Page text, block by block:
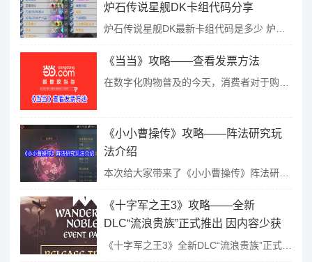
炉石传说星舰DK卡组代码分享
《当当》攻略——查看发票方法
在数字化购物普及的今天，消费者对于购物体验的每一个环节都提出了更高的要求，其中发票的获取与查看便是不可或缺的一环。作为国内知名的综合性电商平台，当当网始终致力于为用户提供更加便捷、透明、高效的购物服务...
《小小曹操传》攻略——阵法研究玩
法介绍
《十字军之王3》攻略——全新
DLC“流浪贵族”正式推出 因内容少获
褒贬不一评价
《十字军之王3》全新DLC“流浪贵族”正式推出 因内容少获褒贬不一评价...